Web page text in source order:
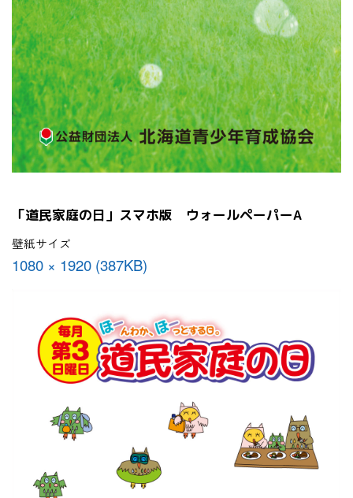
「道民家庭の日」スマホ版 ウォールペーパーA
壁紙サイズ
1080 × 1920 (387KB)